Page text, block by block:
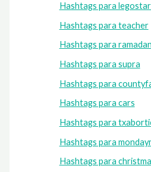
Hashtags para
Hashtags para teacher
Hashtags para ramadan
Hashtags para supra
Hashtags para
Hashtags para cars
Hashtags para
Hashtags para
Hashtags para